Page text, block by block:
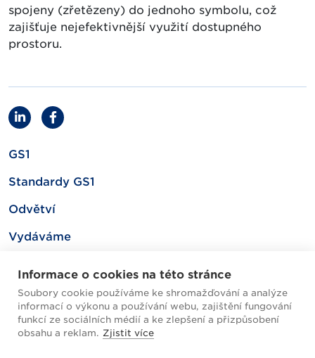
spojeny (zřetězeny) do jednoho symbolu, což
zajišťuje nejefektivnější využití dostupného
prostoru.
GS1
Standardy GS1
Odvětví
Vydáváme
Mapa webu
Informace o cookies na této stránce
Soubory cookie používáme ke shromažďování a analýze
informací o výkonu a používání webu, zajištění fungování
funkcí ze sociálních médií a ke zlepšení a přizpůsobení
obsahu a reklam. Zjistit více